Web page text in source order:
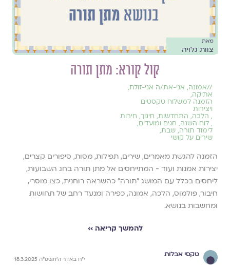
מאת
צוות גלויה
קול קורא: מתן תורה
//אמונה, אני-את/ה אני-זולת,
אתיקה,
הזמנה למשלוח טקסטים
ויצירות
, הלכה, התחדשות, חינוך, חירות
, לוח השנה, חגים ומועדים,
לימוד תורה, שבת,
שירים על קושי
הזמנה להגשת מאמרים, שירים, תפילות, מסות, סיפורים קצרים,
יצירות אמנות ועוד - המתייחסים אל מתן תורה בחג השבועות,
ליחסים בכלל עם המושג ״תורה״ כהשראה רוחנית, כצו מוסרי,
חיבור, פולמוס, הלכה, אמונה, כפירה ומנעד רחב של תחושות
ומחשבות בנושא.
להמשך קריאה ››
טקסי אבלות
י״ח באדר ה׳תשפ״ה 18.3.2025